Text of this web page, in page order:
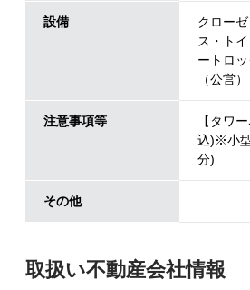
設備
クロー
ス・ト
ートロ
（公営
注意事項等
【タワ
込)※小
分)
その他
取扱い不動産会社情報